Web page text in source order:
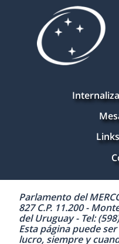
Parlamento del
827 C.P. 11.200 -
del Uruguay - Tel:
Esta página puede
lucro, siempre y